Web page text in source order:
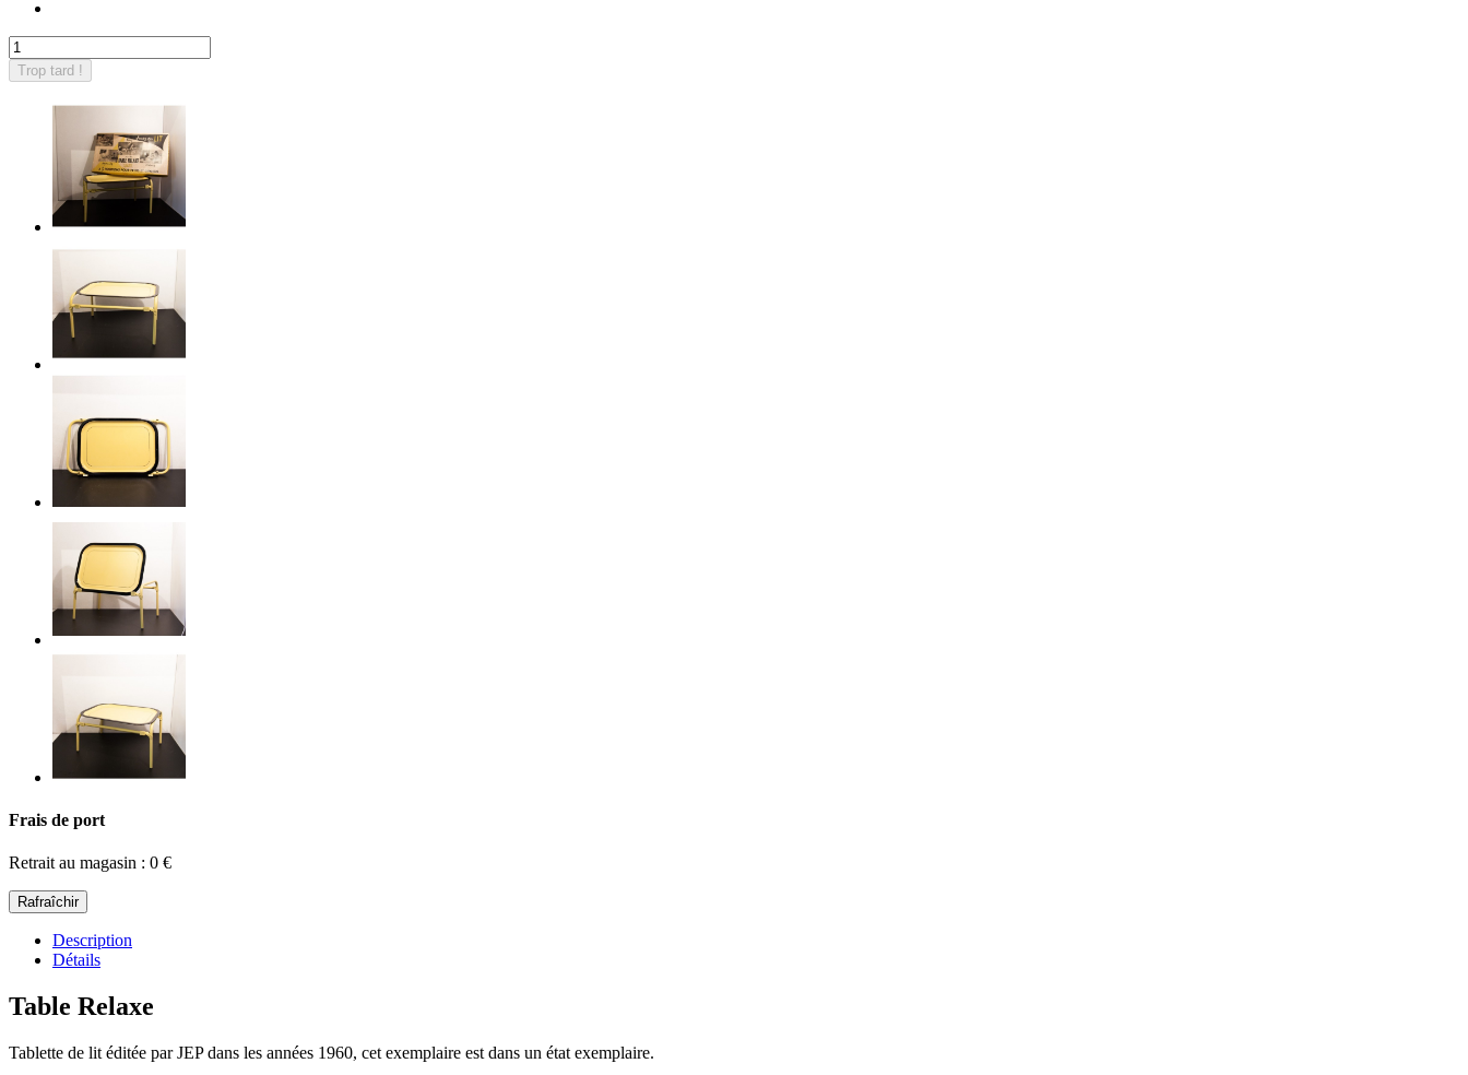
Trop tard !
Frais de port
Retrait au magasin : 0 €
Description
Détails
Table Relaxe
Tablette de lit éditée par JEP dans les années 1960, cet exemplaire est dans un état exemplaire.